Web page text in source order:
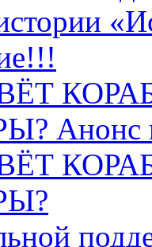
Анонс